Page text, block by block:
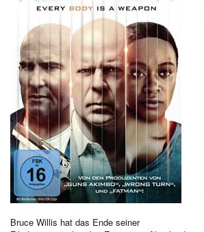
Bruce Willis hat das Ende seiner